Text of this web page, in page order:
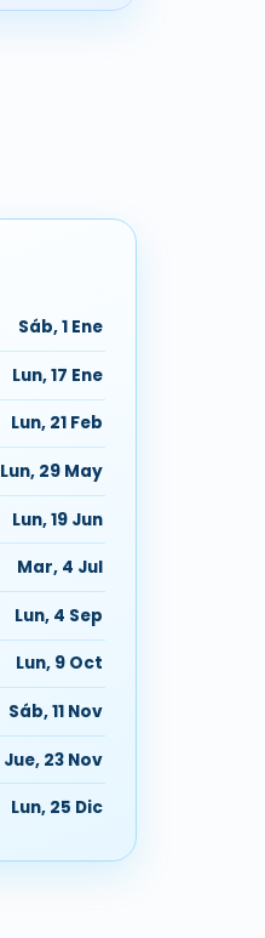
Sáb, 1 Ene
Lun, 17 Ene
Lun, 21 Feb
Lun, 29 May
Lun, 19 Jun
Mar, 4 Jul
Lun, 4 Sep
Lun, 9 Oct
Sáb, 11 Nov
Jue, 23 Nov
Lun, 25 Dic